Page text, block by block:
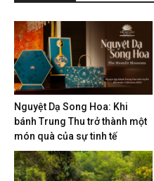
Nguyệt Dạ Song Hoa: Khi
bánh Trung Thu trở thành một
món quà của sự tinh tế